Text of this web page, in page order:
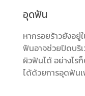
อุดฟัน
หากรอยร้าวยังอยู่
ฟันอาจช่วยปิดบริ
ผิวฟันได้ อย่างไร
ได้ด้วยการอุดฟัน